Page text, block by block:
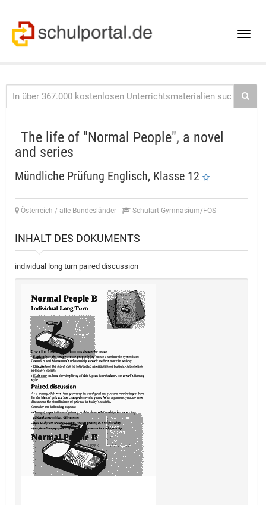
Toggle
The life of "Normal People", a novel
and series
Mündliche Prüfung Englisch, Klasse 12
Österreich / alle Bundesländer - Schulart Gymnasium/FOS
INHALT DES DOKUMENTS
individual long turn paired discussion